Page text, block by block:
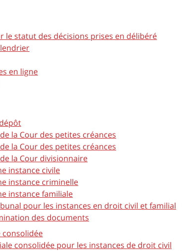
le statut des décisions prises en délibéré
en ligne
la Cour des petites créances
la Cour des petites créances
la Cour divisionnaire
instance civile
instance criminelle
instance familiale
pour les instances en droit civil et familial
des documents
consolidée pour les instances de droit civil